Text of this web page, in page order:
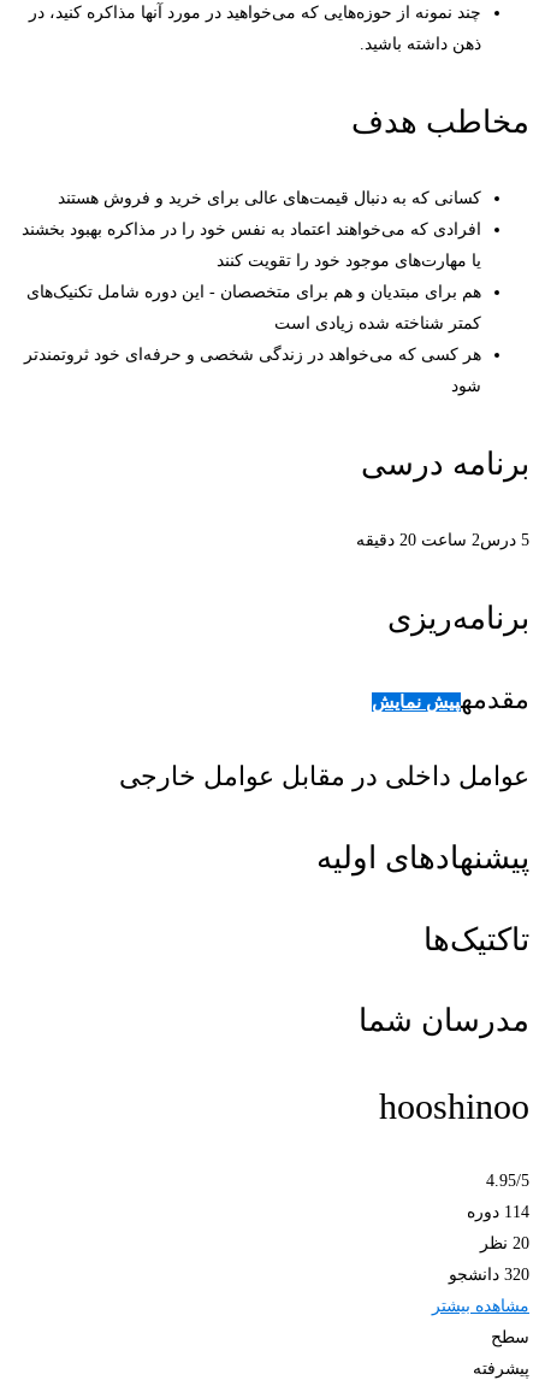
چند نمونه از حوزه‌هایی که می‌خواهید در مورد آنها مذاکره کنید، در
ذهن داشته باشید.
مخاطب هدف
کسانی که به دنبال قیمت‌های عالی برای خرید و فروش هستند
افرادی که می‌خواهند اعتماد به نفس خود را در مذاکره بهبود بخشند
یا مهارت‌های موجود خود را تقویت کنند
هم برای مبتدیان و هم برای متخصصان - این دوره شامل تکنیک‌های
کمتر شناخته شده زیادی است
هر کسی که می‌خواهد در زندگی شخصی و حرفه‌ای خود ثروتمندتر
شود
برنامه درسی
5 درس 2 ساعت 20 دقیقه
برنامه‌ریزی
مقدمهپیش نمایش
عوامل داخلی در مقابل عوامل خارجی
پیشنهادهای اولیه
تاکتیک‌ها
مدرسان شما
hooshinoo
4.95/5
114 دوره
20 نظر
320 دانشجو
مشاهده بیشتر
سطح
پیشرفته